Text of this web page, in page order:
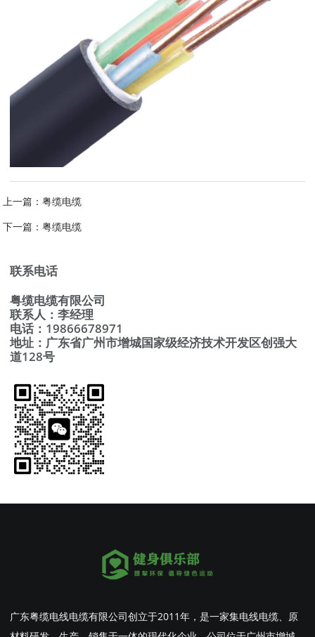
上一篇： 粤缆电缆
下一篇： 粤缆电缆
联系电话
粤缆电缆有限公司
联系人：李经理
电话：19866678971
地址：广东省广州市增城国家级经济技术开发区创强大
道128号
广东粤缆电线电缆有限公司创立于2011年，是一家集电线电缆、原